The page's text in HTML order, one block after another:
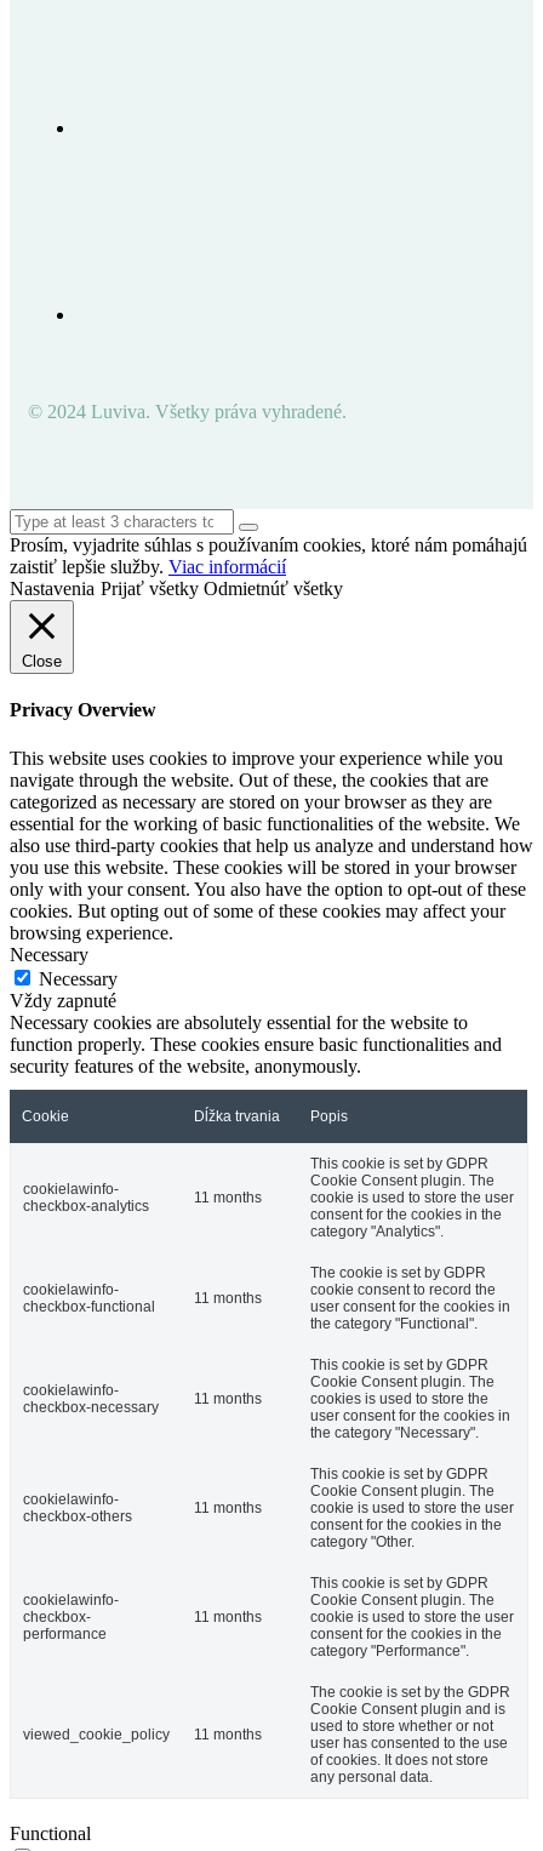
© 2024 Luviva. Všetky práva vyhradené.
Prosím, vyjadrite súhlas s používaním cookies, ktoré nám pomáhajú
zaistiť lepšie služby. Viac informácií
Nastavenia Prijať všetky Odmietnúť všetky
Close
Privacy Overview
This website uses cookies to improve your experience while you
navigate through the website. Out of these, the cookies that are
categorized as necessary are stored on your browser as they are
essential for the working of basic functionalities of the website. We
also use third-party cookies that help us analyze and understand how
you use this website. These cookies will be stored in your browser
only with your consent. You also have the option to opt-out of these
cookies. But opting out of some of these cookies may affect your
browsing experience.
Necessary
Necessary
Vždy zapnuté
Necessary cookies are absolutely essential for the website to
function properly. These cookies ensure basic functionalities and
security features of the website, anonymously.
Cookie Dĺžka trvania Popis
cookielawinfo-
checkbox-analytics
11 months
This cookie is set by GDPR
Cookie Consent plugin. The
cookie is used to store the user
consent for the cookies in the
category "Analytics".
cookielawinfo-
checkbox-functional
11 months
The cookie is set by GDPR
cookie consent to record the
user consent for the cookies in
the category "Functional".
cookielawinfo-
checkbox-necessary
11 months
This cookie is set by GDPR
Cookie Consent plugin. The
cookies is used to store the
user consent for the cookies in
the category "Necessary".
cookielawinfo-
checkbox-others
11 months
This cookie is set by GDPR
Cookie Consent plugin. The
cookie is used to store the user
consent for the cookies in the
category "Other.
cookielawinfo-
checkbox-
performance
11 months
This cookie is set by GDPR
Cookie Consent plugin. The
cookie is used to store the user
consent for the cookies in the
category "Performance".
viewed_cookie_policy 11 months
The cookie is set by the GDPR
Cookie Consent plugin and is
used to store whether or not
user has consented to the use
of cookies. It does not store
any personal data.
Functional